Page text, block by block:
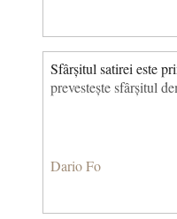
Sfârșitul satirei este
prevestește sfârșitul
Dario Fo